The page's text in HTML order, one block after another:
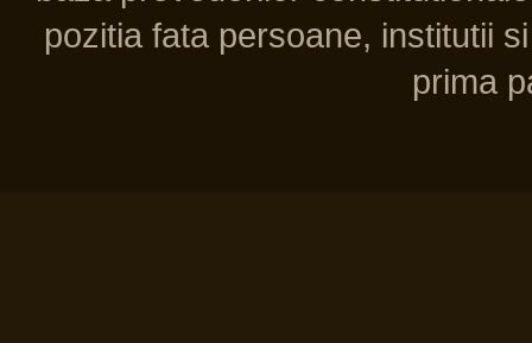
pozitia fata persoane, institutii
prima